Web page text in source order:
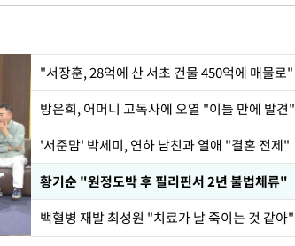
"서장훈, 28억에 산 서초 건물 450억에 매물로"
방은희, 어머니 고독사에 오열 "이틀 만에 발견"
'서준맘' 박세미, 연하 남친과 열애 "결혼 전제"
황기순 "원정도박 후 필리핀서 2년 불법체류"
백혈병 재발 최성원 "치료가 날 죽이는 것 같아"